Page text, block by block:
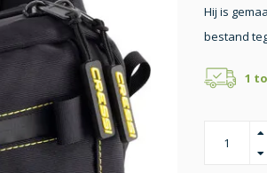
Hij is
bestand
1